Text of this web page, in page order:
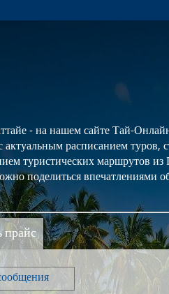
- на нашем сайте Тай-
расписанием туров,
туристических маршрутов
поделиться впечатлениями
прайс